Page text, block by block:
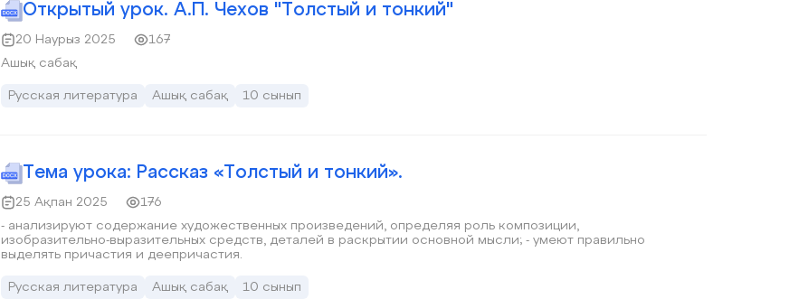
Открытый урок. А.П. Чехов "Толстый и тонкий"
20 Наурыз 2025
167
Ашық сабақ
Русская литература Ашық сабақ 10 сынып
Тема урока: Рассказ «Толстый и тонкий».
25 Ақпан 2025
176
- анализируют содержание художественных произведений, определяя роль композиции,
изобразительно-выразительных средств, деталей в раскрытии основной мысли; - умеют правильно
выделять причастия и деепричастия.
Русская литература Ашық сабақ 10 сынып